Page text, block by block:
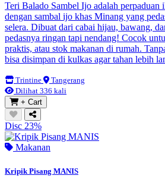
Teri Balado Sambel Ijo adalah perpaduan
dengan sambal ijo khas Minang yang
selera. Dibuat dari cabai hijau, bawang,
pedasnya ringan tapi nendang! Cocok
praktis, atau stok makanan di rumah.
bisa disimpan di kulkas agar tahan lebih
Trintine
Tangerang
Dilihat 336 kali
+ Cart
Disc 23%
Makanan
Kripik Pisang MANIS